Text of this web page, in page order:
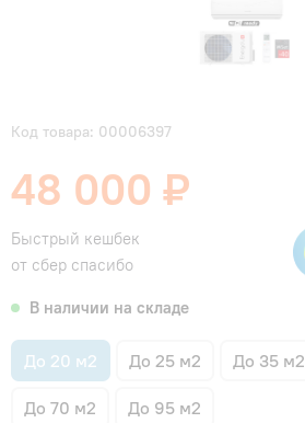
Код товара: 00006397
48 000 ₽
Быстрый кешбек
от сбер спасибо
В наличии на складе
До 20 м2 До 25 м2 До 35 м2
До 70 м2 До 95 м2